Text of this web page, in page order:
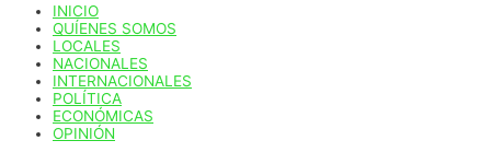
INICIO
QUÍENES SOMOS
LOCALES
NACIONALES
INTERNACIONALES
POLÍTICA
ECONÓMICAS
OPINIÓN